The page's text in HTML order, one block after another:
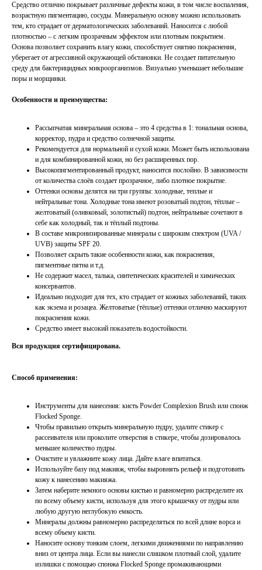
Средство отлично покрывает различные дефекты кожи, в том числе воспаления,
возрастную пигментацию, сосуды. Минеральную основу можно использовать
тем, кто страдает от дерматологических заболеваний. Наносится с любой
плотностью – с легким прозрачным эффектом или плотным покрытием.
Основа позволяет сохранить влагу кожи, способствует снятию покраснения,
уберегает от агрессивной окружающей обстановки. Не создает питательную
среду для бактерицидных микроорганизмов. Визуально уменьшает небольшие
поры и морщинки.
Особенности и преимущества:
Рассыпчатая минеральная основа – это 4 средства в 1: тональная основа,
корректор, пудра и средство солнечной защиты.
Рекомендуется для нормальной и сухой кожи. Может быть использована
и для комбинированной кожи, но без расширенных пор.
Высокопигментированный продукт, наносится послойно. В зависимости
от количества слоёв создает прозрачное, либо плотное покрытие.
Оттенки основы делятся на три группы: холодные, теплые и
нейтральные тона. Холодные тона имеют розоватый подтон, тёплые –
желтоватый (оливковый, золотистый) подтон, нейтральные сочетают в
себе как холодный, так и тёплый подтоны.
В составе микронизированные минералы с широким спектром (UVA /
UVB) защиты SPF 20.
Позволяет скрыть такие особенности кожи, как покраснения,
пигментные пятна и т.д.
Не содержит масел, талька, синтетических красителей и химических
консервантов.
Идеально подходит для тех, кто страдает от кожных заболеваний, таких
как экзема и розацеа. Желтоватые (тёплые) оттенки отлично маскируют
покраснения кожи.
Средство имеет высокий показатель водостойкости.
Вся продукция сертифицирована.
Способ применения:
Инструменты для нанесения: кисть Powder Complexion Brush или спонж
Flocked Sponge.
Чтобы правильно открыть минеральную пудру, удалите стикер с
рассеивателя или проколите отверстия в стикере, чтобы дозировалось
меньшее количество пудры.
Очистите и увлажните кожу лица. Дайте влаге впитаться.
Используйте базу под макияж, чтобы выровнять рельеф и подготовить
кожу к нанесению макияжа.
Затем наберите немного основы кистью и равномерно распределите их
по всему объему кисти, используя для этого крышечку от пудры или
любую другую неглубокую емкость.
Минералы должны равномерно распределяться по всей длине ворса и
всему объему кисти.
Наносите основу тонким слоем, легкими движениями по направлению
вниз от центра лица. Если вы нанесли слишком плотный слой, удалите
излишки с помощью спонжа Flocked Sponge промакивающими